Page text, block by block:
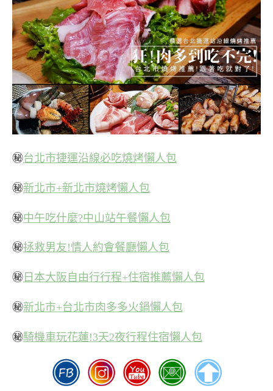
㊙台北市捷運沿線必吃燒烤懶人包
㊙新北市+新北市燒烤懶人包
㊙中午吃什麼?中山站午餐懶人包
㊙拯救男友!情人約會餐廳懶人包
㊙ 日本大阪自由行行程+住宿推薦懶人包
㊙新北市+台北市肉多多火鍋懶人包
㊙騎機車玩花蓮!3天2夜行程住宿懶人包